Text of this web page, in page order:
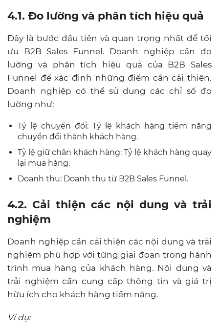
4.1. Đo lường và phân tích hiệu quả
Đây là bước đầu tiên và quan trọng nhất để tối
ưu B2B Sales Funnel. Doanh nghiệp cần đo
lường và phân tích hiệu quả của B2B Sales
Funnel để xác định những điểm cần cải thiện.
Doanh nghiệp có thể sử dụng các chỉ số đo
lường như:
Tỷ lệ chuyển đổi: Tỷ lệ khách hàng tiềm năng
chuyển đổi thành khách hàng.
Tỷ lệ giữ chân khách hàng: Tỷ lệ khách hàng quay
lại mua hàng.
Doanh thu: Doanh thu từ B2B Sales Funnel.
4.2. Cải thiện các nội dung và trải
nghiệm
Doanh nghiệp cần cải thiện các nội dung và trải
nghiệm phù hợp với từng giai đoạn trong hành
trình mua hàng của khách hàng. Nội dung và
trải nghiệm cần cung cấp thông tin và giá trị
hữu ích cho khách hàng tiềm năng.
Ví dụ: